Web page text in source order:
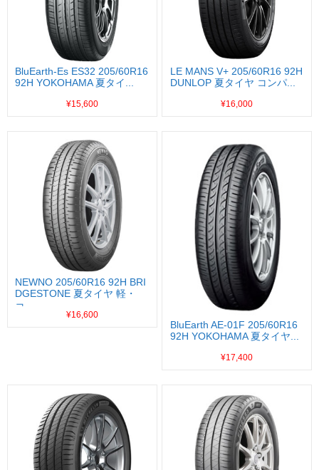
BluEarth-Es ES32 205/60R16
92H YOKOHAMA 夏タイ...
¥15,600
LE MANS V+ 205/60R16 92H
DUNLOP 夏タイヤ コンパ...
¥16,000
NEWNO 205/60R16 92H BRI
DGESTONE 夏タイヤ 軽・
コ...
¥16,600
BluEarth AE-01F 205/60R16
92H YOKOHAMA 夏タイヤ...
¥17,400